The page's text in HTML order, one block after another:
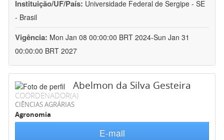
Instituição/UF/País: Universidade Federal de Sergipe - SE
- Brasil
Vigência: Mon Jan 08 00:00:00 BRT 2024-Sun Jan 31
00:00:00 BRT 2027
Abelmon da Silva Gesteira
COORDENADOR(A)
CIÊNCIAS AGRÁRIAS
Agronomia
E-mail